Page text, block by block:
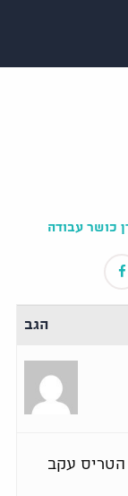
כושר עבודה
הגב
עקב